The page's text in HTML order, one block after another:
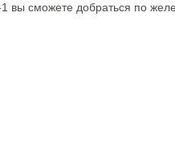
вы сможете добраться по